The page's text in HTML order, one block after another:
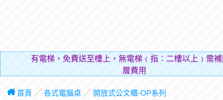
有電梯，免費送至樓上，無電梯﹙指︰二樓以上﹚需
層費用（貼補搬
首頁 ╱ 各式電腦桌╱ 開放式公文櫃-OP系列